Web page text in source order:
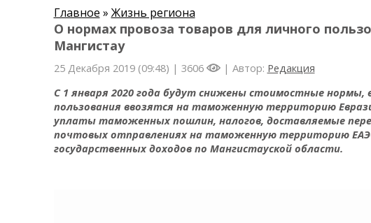
Главное » Жизнь региона
О нормах провоза товаров для личного
Мангистау
25 Декабря 2019 (09:48) | 3606 | Автор: Редакция
С 1 января 2020 года будут снижены стоимостные нормы,
пользования ввозятся на таможенную территорию
уплаты таможенных пошлин, налогов, доставляемые
почтовых отправлениях на таможенную территорию
государственных доходов по Мангистауской области.